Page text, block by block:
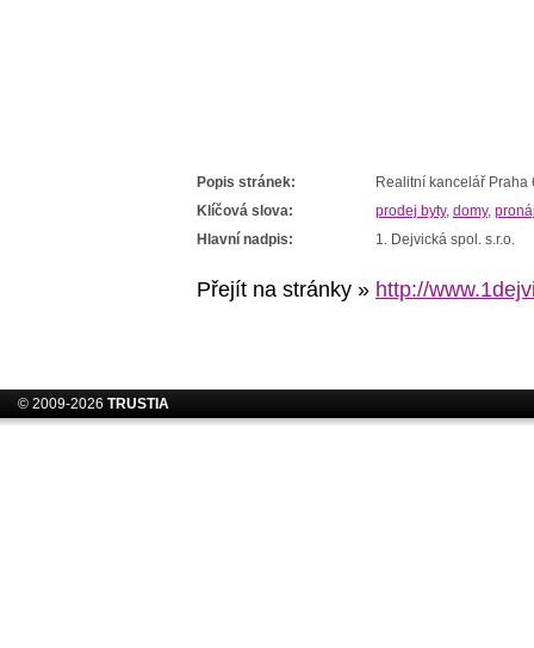
Popis stránek:
Realitní kancelář Praha
Klíčová slova:
prodej byty, domy,
Hlavní nadpis:
1. Dejvická spol. s.r.o.
Přejít na stránky » http://
© 2009-2026 TRUSTIA